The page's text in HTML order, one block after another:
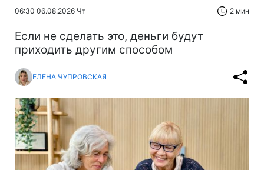
06:30 06.08.2026 Чт 2 мин
Если не сделать это, деньги будут
приходить другим способом
ЕЛЕНА ЧУПРОВСКАЯ